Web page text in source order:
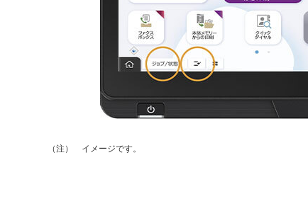
（注） イメージです。